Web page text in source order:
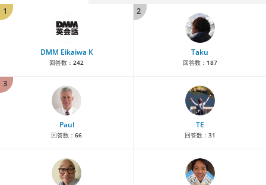
1
DMM Eikaiwa K
回答数： 242
2
Taku
回答数： 187
3
Paul
回答数： 66
TE
回答数： 31